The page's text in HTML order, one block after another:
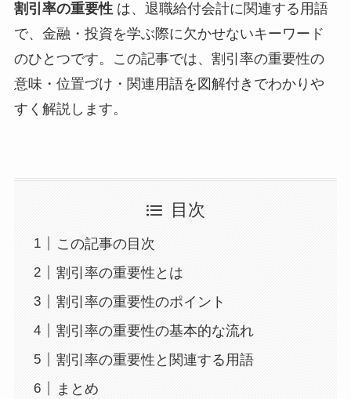
割引率の重要性は、退職給付会計に関連する用語
で、金融・投資を学ぶ際に欠かせないキーワード
のひとつです。この記事では、割引率の重要性の
意味・位置づけ・関連用語を図解付きでわかりや
すく解説します。
目次
この記事の目次
割引率の重要性とは
割引率の重要性のポイント
割引率の重要性の基本的な流れ
割引率の重要性と関連する用語
まとめ